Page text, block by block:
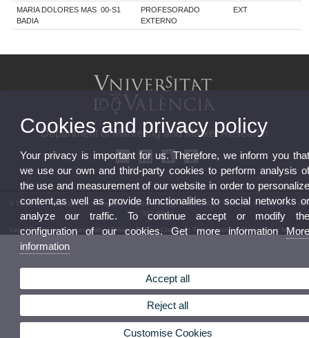
MARIA DOLORES MAS
BADIA
00-S1
PROFESORADO
EXTERNO
EXT
Department of Marketing and Market Research
© 2026 UV. - Facultad de Economía. Avgda. Tarongers s/n. 46022 Valencia. Phone: (+34) 96
382 83 12
Legal Disclaimer|Accessibility| Privacy Policy| Cookies| Transparency|Department Mailbox
Cookies and privacy policy
Your privacy is important for us. Therefore, we inform you
we use our own and third-party cookies to perform analysis
the use and measurement of our website in order to
content,as well as provide functionalities to social networks
analyze our traffic. To continue accept or modify
configuration of our cookies. Get more information
information
Accept all
Reject all
Customise Cookies